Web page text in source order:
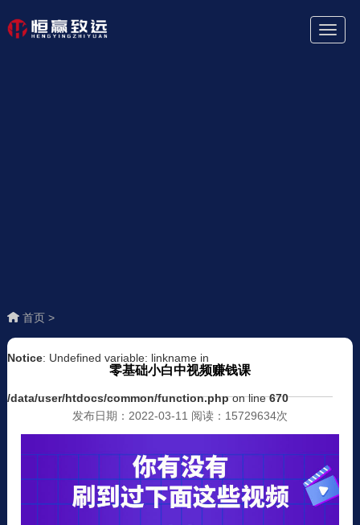
首页 >
Notice: Undefined variable: linkname in
/data/user/htdocs/common/function.phpon line670
零基础小白中视频赚钱课
发布日期：2022-03-11 阅读：15729634次